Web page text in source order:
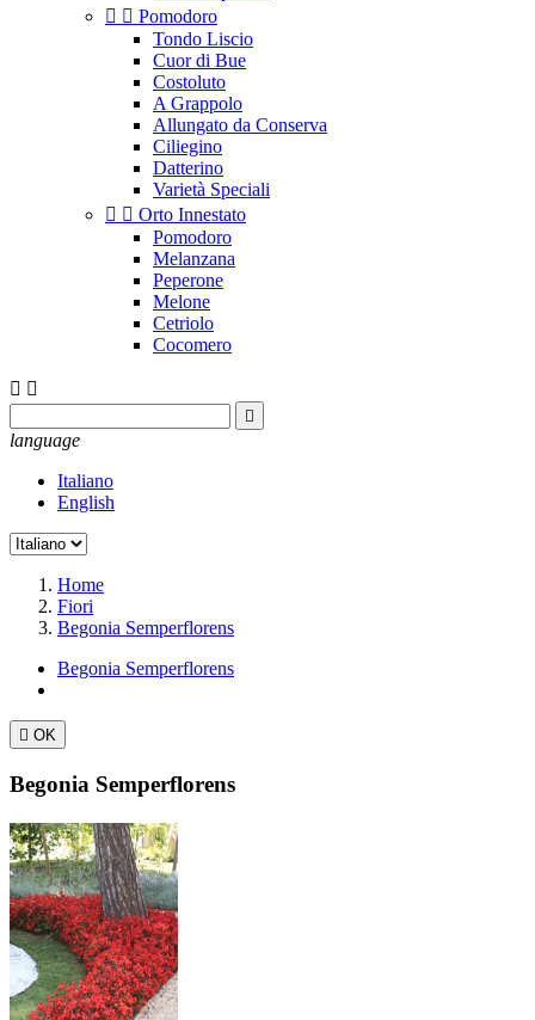
  Pomodoro
Tondo Liscio
Cuor di Bue
Costoluto
A Grappolo
Allungato da Conserva
Ciliegino
Datterino
Varietà Speciali
  Orto Innestato
Pomodoro
Melanzana
Peperone
Melone
Cetriolo
Cocomero
 

language
Italiano
English
Home
Fiori
Begonia Semperflorens
Begonia Semperflorens
 OK
Begonia Semperflorens